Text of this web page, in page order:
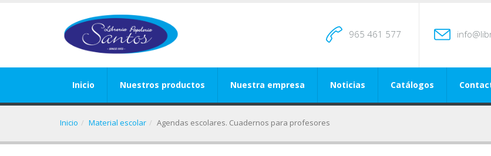
965 461 577
Inicio Nuestros productos Nuestra empresa Noticias Catálogos
Inicio Material escolar Agendas escolares. Cuadernos para profesores